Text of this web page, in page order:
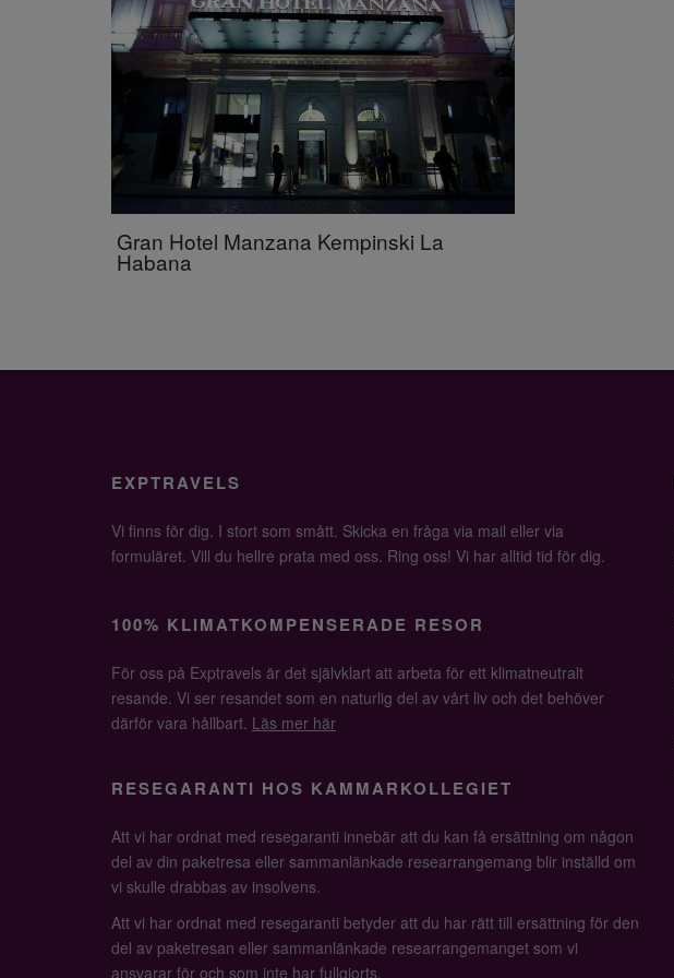
Gran Hotel Manzana Kempinski La
Habana
EXPTRAVELS
Vi finns för dig. I stort som smått. Skicka en fråga via mail eller via
formuläret. Vill du hellre prata med oss. Ring oss! Vi har alltid tid för dig.
100% KLIMATKOMPENSERADE RESOR
För oss på Exptravels är det självklart att arbeta för ett klimatneutralt
resande. Vi ser resandet som en naturlig del av vårt liv och det behöver
därför vara hållbart. Läs mer här
RESEGARANTI HOS KAMMARKOLLEGIET
Att vi har ordnat med resegaranti innebär att du kan få ersättning om någon
del av din paketresa eller sammanlänkade researrangemang blir inställd om
vi skulle drabbas av insolvens.
Att vi har ordnat med resegaranti betyder att du har rätt till ersättning för den
del av paketresan eller sammanlänkade researrangemanget som vi
ansvarar för och som inte har fullgjorts.